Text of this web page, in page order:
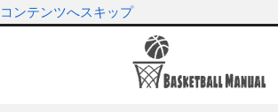
コンテンツへスキップ